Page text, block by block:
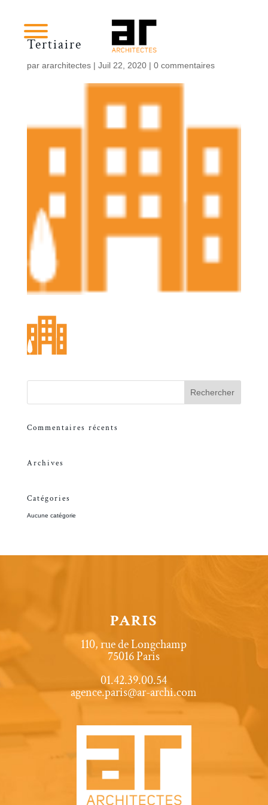
Tertiaire
par ararchitectes| Juil 22, 2020| 0 commentaires
Commentaires récents
Archives
Catégories
Aucune catégorie
PARIS
110, rue de Longchamp
75016 Paris
01.42.39.00.54
agence.paris@ar-archi.com